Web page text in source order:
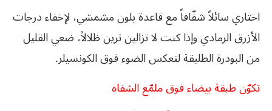
اختاري سائلاً شفّافاً مع قاعدة بلون مشمشي، لإخفاء درجات
الأزرق الرمادي وإذا كنت لا تزالين ترين ظلالاً، ضعي القليل
من البودرة الطليقة لتعكس الضوء فوق الكونسيلر.
تكوّن طبقة بيضاء فوق ملمّع الشفاه